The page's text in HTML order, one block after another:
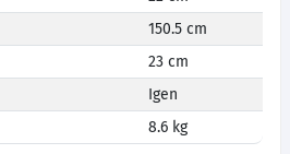
150.5 cm
23 cm
Igen
8.6 kg